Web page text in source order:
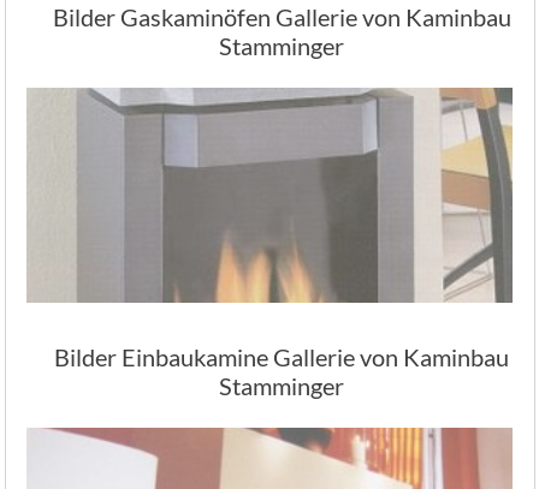
Bilder Gaskaminöfen Gallerie von Kaminbau
Stamminger
Bilder Einbaukamine Gallerie von Kaminbau
Stamminger